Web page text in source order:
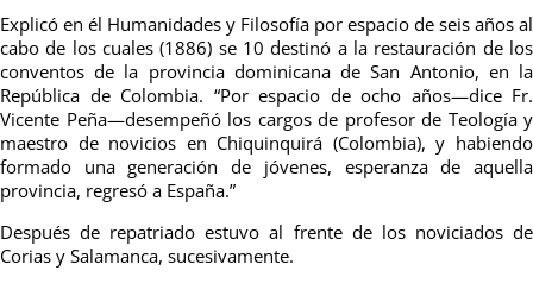
Explicó en él Humanidades y Filosofía por espacio de seis años al
cabo de los cuales (1886) se 10 destinó a la restauración de los
conventos de la provincia dominicana de San Antonio, en la
República de Colombia. “Por espacio de ocho años—dice Fr.
Vicente Peña—desempeñó los cargos de profesor de Teología y
maestro de novicios en Chiquinquirá (Colombia), y habiendo
formado una generación de jóvenes, esperanza de aquella
provincia, regresó a España.”
Después de repatriado estuvo al frente de los noviciados de
Corias y Salamanca, sucesivamente.